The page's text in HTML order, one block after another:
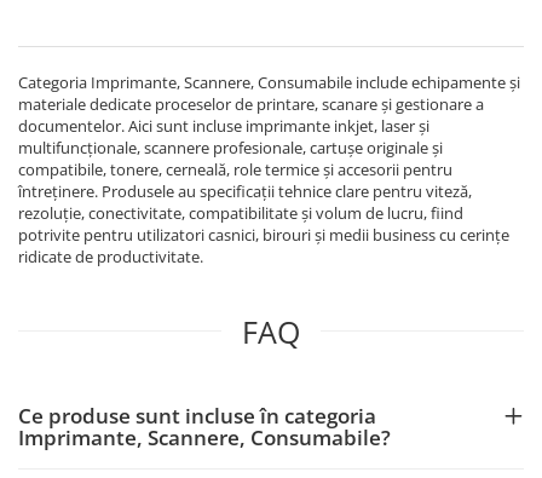
Categoria Imprimante, Scannere, Consumabile include echipamente și
materiale dedicate proceselor de printare, scanare și gestionare a
documentelor. Aici sunt incluse imprimante inkjet, laser și
multifuncționale, scannere profesionale, cartușe originale și
compatibile, tonere, cerneală, role termice și accesorii pentru
întreținere. Produsele au specificații tehnice clare pentru viteză,
rezoluție, conectivitate, compatibilitate și volum de lucru, fiind
potrivite pentru utilizatori casnici, birouri și medii business cu cerințe
ridicate de productivitate.
FAQ
Ce produse sunt incluse în categoria
Imprimante, Scannere, Consumabile?